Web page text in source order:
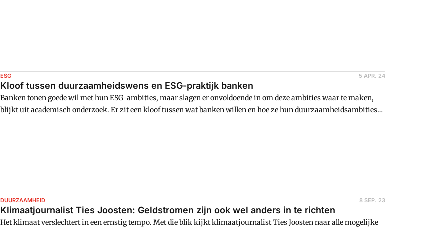
ESG 5 APR. 24
Kloof tussen duurzaamheidswens en ESG-praktijk banken
Banken tonen goede wil met hun ESG-ambities, maar slagen er onvoldoende in om deze ambities waar te maken,
blijkt uit academisch onderzoek. Er zit een kloof tussen wat banken willen en hoe ze hun duurzaamheidsambities
DUURZAAMHEID 8 SEP. 23
Klimaatjournalist Ties Joosten: Geldstromen zijn ook wel anders in te richten
Het klimaat verslechtert in een ernstig tempo. Met die blik kijkt klimaatjournalist Ties Joosten naar alle mogelijke